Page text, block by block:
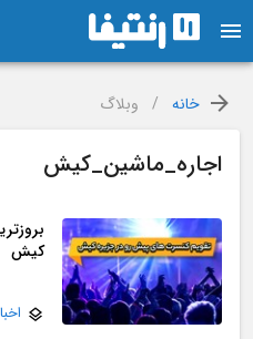
خانه / وبلاگ
اجاره_ماشین_کیش
کیش